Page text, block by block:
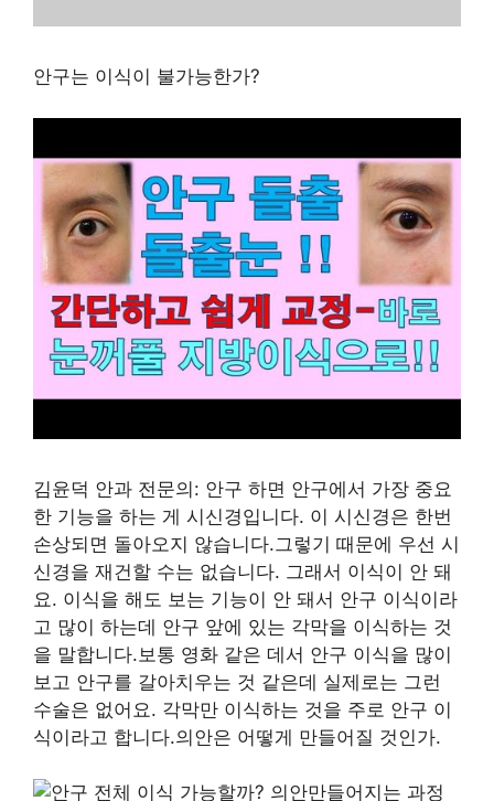
안구는 이식이 불가능한가?
김윤덕 안과 전문의: 안구 하면 안구에서 가장 중요
한 기능을 하는 게 시신경입니다. 이 시신경은 한번
손상되면 돌아오지 않습니다.그렇기 때문에 우선 시
신경을 재건할 수는 없습니다. 그래서 이식이 안 돼
요. 이식을 해도 보는 기능이 안 돼서 안구 이식이라
고 많이 하는데 안구 앞에 있는 각막을 이식하는 것
을 말합니다.보통 영화 같은 데서 안구 이식을 많이
보고 안구를 갈아치우는 것 같은데 실제로는 그런
수술은 없어요. 각막만 이식하는 것을 주로 안구 이
식이라고 합니다.의안은 어떻게 만들어질 것인가.